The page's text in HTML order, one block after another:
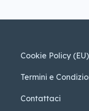
Cookie Policy (EU)
Termini e
Contattaci